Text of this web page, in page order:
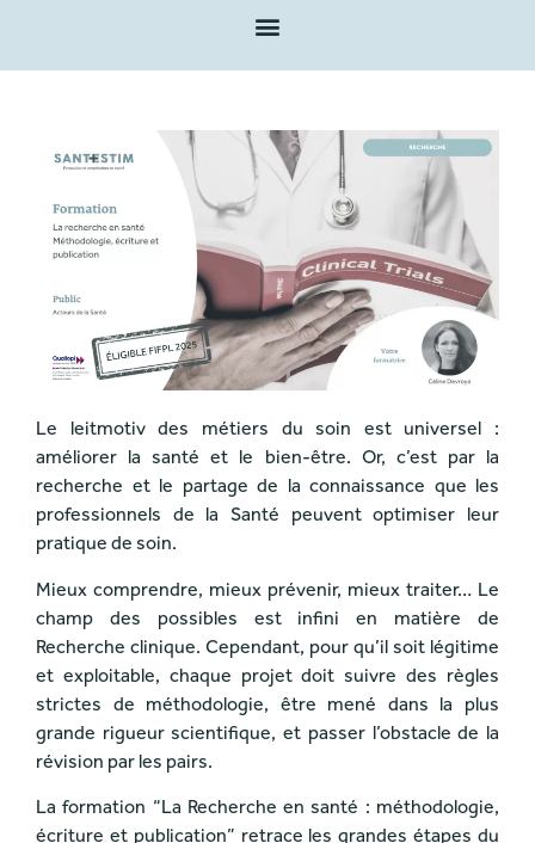
Le leitmotiv des métiers du soin est universel :
améliorer la santé et le bien-être. Or, c’est par la
recherche et le partage de la connaissance que les
professionnels de la Santé peuvent optimiser leur
pratique de soin.
Mieux comprendre, mieux prévenir, mieux traiter… Le
champ des possibles est infini en matière de
Recherche clinique. Cependant, pour qu’il soit légitime
et exploitable, chaque projet doit suivre des règles
strictes de méthodologie, être mené dans la plus
grande rigueur scientifique, et passer l’obstacle de la
révision par les pairs.
La formation “La Recherche en santé : méthodologie,
écriture et publication” retrace les grandes étapes du